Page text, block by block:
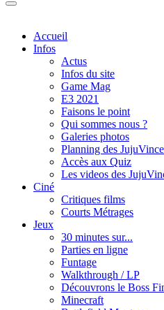
Accueil
Infos
Actus
Infos du site
Game Mag
E3 2021
Faisons le point
Qui sommes nous ?
Galeries photos
Planning des
Accès aux Quiz
Les videos des
Ciné
Critiques films
Courts Métrages
Jeux
30 minutes sur...
Parties en ligne
Funtage
Walkthrough / LP
Découvrons le Boss
Minecraft